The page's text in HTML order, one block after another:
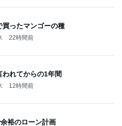
買ったマンゴーの種
22時間前
われてからの1年間
12時間前
裕のローン計画